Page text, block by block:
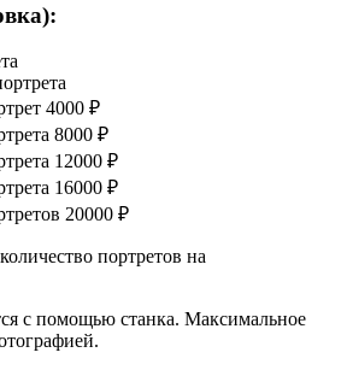
4000 ₽
8000 ₽
12000 ₽
16000 ₽
20000 ₽
портретов на
с помощью станка. Максимальное